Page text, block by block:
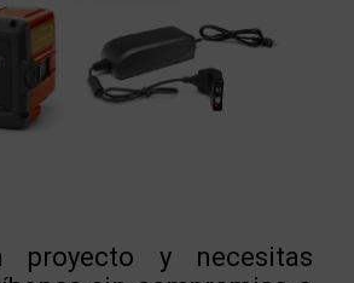
proyecto y necesitas